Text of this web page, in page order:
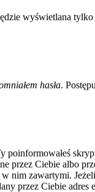
wyświetlana
hasła.
poinformowałeś
przez Ciebie albo
nim zawartymi.
przez Ciebie adres